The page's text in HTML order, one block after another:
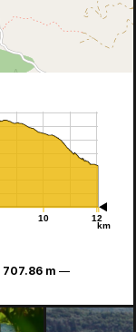
10 12
km
707.86 m